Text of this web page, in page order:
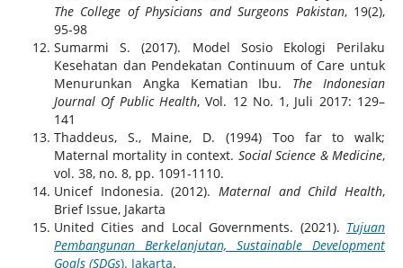
The College of Physicians and Surgeons Pakistan, 19(2),
95-98
Sumarmi S. (2017). Model Sosio Ekologi Perilaku
Kesehatan dan Pendekatan Continuum of Care untuk
Menurunkan Angka Kematian Ibu. The Indonesian
Journal Of Public Health, Vol. 12 No. 1, Juli 2017: 129–
141
Thaddeus, S., Maine, D. (1994) Too far to walk;
Maternal mortality in context. Social Science & Medicine,
vol. 38, no. 8, pp. 1091-1110.
Unicef Indonesia. (2012). Maternal and Child Health,
Brief Issue, Jakarta
United Cities and Local Governments. (2021). Tujuan
Pembangunan Berkelanjutan, Sustainable Development
Goals (SDGs). Jakarta.